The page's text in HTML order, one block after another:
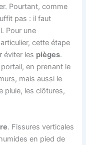
Pourtant, comme
pas : il faut
Pour une
cette étape
éviter les pièges.
en prenant le
mais aussi le
pluie, les clôtures,
. Fissures verticales
en pied de